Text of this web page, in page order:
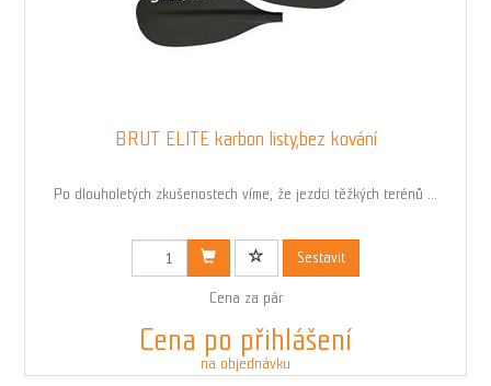
BRUT ELITE karbon listy,bez kování
Po dlouholetých zkušenostech víme, že jezdci těžkých terénů ...
Kód: 00295N
Sestavit
Cena za pár
Cena po přihlášení
na objednávku